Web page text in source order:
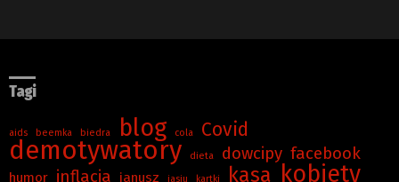
Tagi
aids beemka biedra blog cola Covid
demotywatory dieta dowcipy facebook
humor inflacja janusz jasiu kartki kasa kobiety